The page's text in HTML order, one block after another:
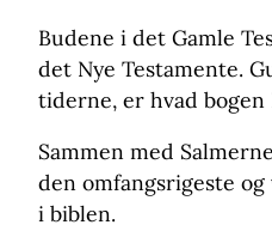
Budene i det Gamle
det Nye Testamente.
tiderne, er hvad bogen
Sammen med
den omfangsrigeste
i biblen.